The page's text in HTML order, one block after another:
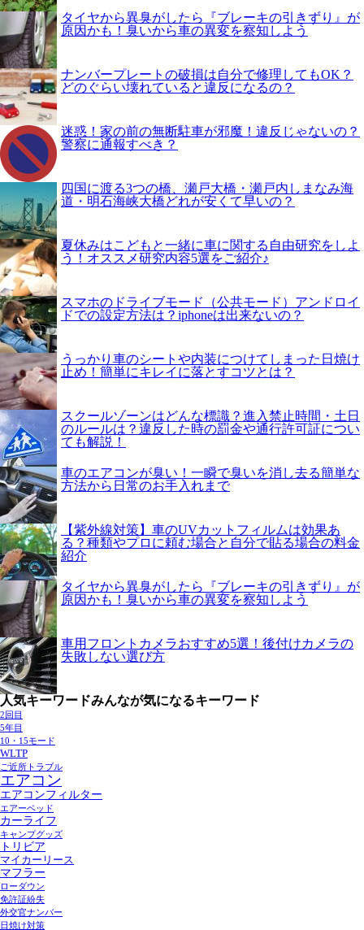
タイヤから異臭がしたら『ブレーキの引きずり』が
原因かも！臭いから車の異変を察知しよう
ナンバープレートの破損は自分で修理してもOK？
どのぐらい壊れていると違反になるの？
迷惑！家の前の無断駐車が邪魔！違反じゃないの？
警察に通報すべき？
四国に渡る3つの橋、瀬戸大橋・瀬戸内しまなみ海
道・明石海峡大橋どれが安くて早いの？
夏休みはこどもと一緒に車に関する自由研究をしよ
う！オススメ研究内容5選をご紹介♪
スマホのドライブモード（公共モード）アンドロイ
ドでの設定方法は？iphoneは出来ないの？
うっかり車のシートや内装につけてしまった日焼け
止め！簡単にキレイに落とすコツとは？
スクールゾーンはどんな標識？進入禁止時間・土日
のルールは？違反した時の罰金や通行許可証につい
ても解説！
車のエアコンが臭い！一瞬で臭いを消し去る簡単な
方法から日常のお手入れまで
【紫外線対策】車のUVカットフィルムは効果あ
る？種類やプロに頼む場合と自分で貼る場合の料金
紹介
タイヤから異臭がしたら『ブレーキの引きずり』が
原因かも！臭いから車の異変を察知しよう
車用フロントカメラおすすめ5選！後付けカメラの
失敗しない選び方
人気キーワードみんなが気になるキーワード
2回目
5年目
10・15モード
WLTP
ご近所トラブル
エアコン
エアコンフィルター
エアーベッド
カーライフ
キャンプグッズ
トリビア
マイカーリース
マフラー
ローダウン
免許証紛失
外交官ナンバー
日焼け対策